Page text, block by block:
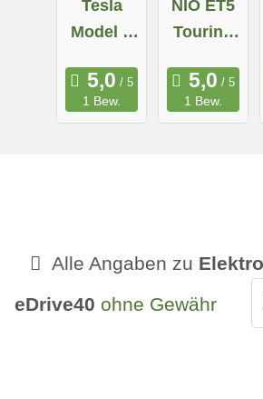
Tesla
Model X
Reichweit
e
1 Bew.
NIO ET5
Touring
Range
1 Bew.
Alle Angaben zu
eDrive40 ohne Gewähr